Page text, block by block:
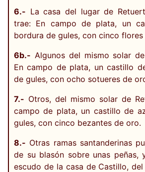
6.- La casa del lugar de
trae: En campo de plata, un
bordura de gules, con cinco
6b.- Algunos del mismo solar
En campo de plata, un castillo
de gules, con ocho sotueres de
7.- Otros, del mismo solar de
campo de plata, un castillo de
gules, con cinco bezantes de oro.
8.- Otras ramas santanderinas
de su blasón sobre unas peñas,
escudo de la casa de Castillo,